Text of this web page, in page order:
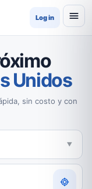
Log in
Unidos
sin costo y con